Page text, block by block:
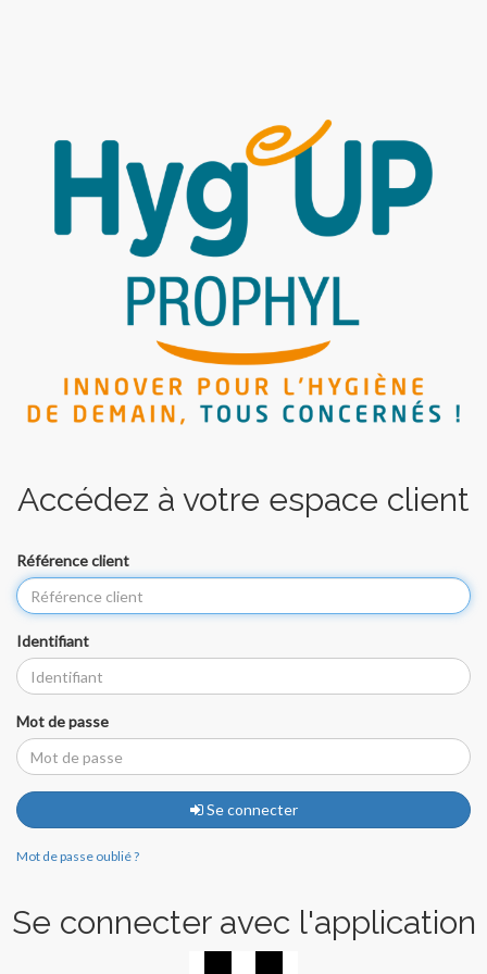
Accédez à votre espace client
Référence client
Identifiant
Mot de passe
Se connecter
Mot de passe oublié ?
Se connecter avec l'application